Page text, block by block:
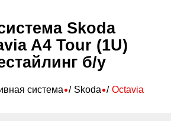
Skoda
A4 Tour (1U)
б/у
система Skoda Octavia